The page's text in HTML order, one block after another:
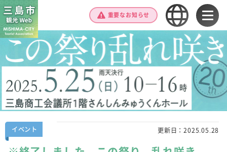
重要なお知らせ
イベント 更新日：2025.05.28